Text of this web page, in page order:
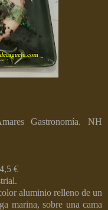
Gastronomía. NH
€
aluminio relleno de un
marina, sobre una cama